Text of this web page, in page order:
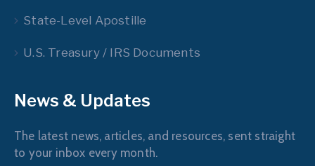
State-Level Apostille
U.S. Treasury / IRS Documents
News & Updates
The latest news, articles, and resources, sent straight
to your inbox every month.